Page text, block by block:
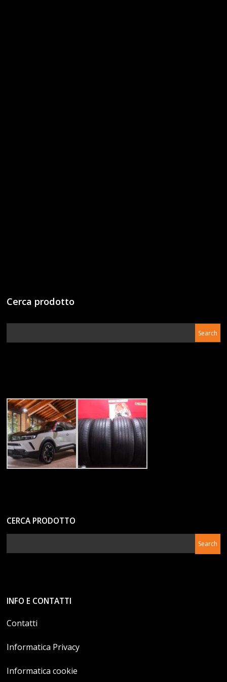
Cerca prodotto
CERCA PRODOTTO
INFO E CONTATTI
Contatti
Informatica Privacy
Informatica cookie